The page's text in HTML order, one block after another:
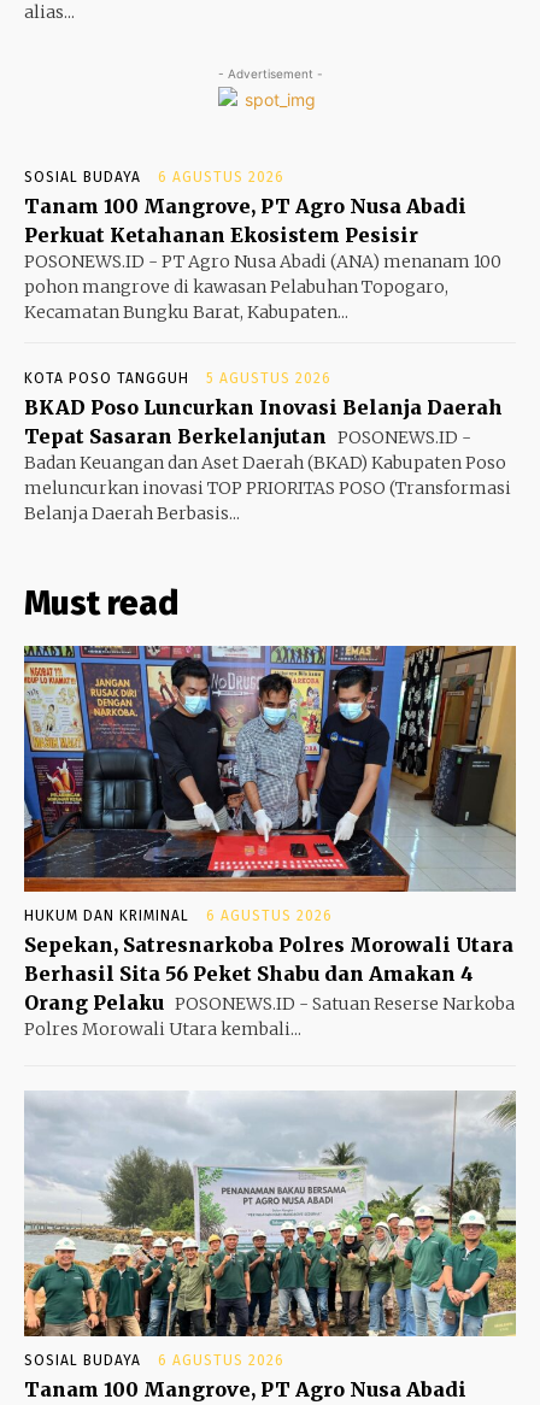
alias...
- Advertisement -
SOSIAL BUDAYA 6 AGUSTUS 2026
Tanam 100 Mangrove, PT Agro Nusa Abadi
Perkuat Ketahanan Ekosistem Pesisir
POSONEWS.ID - PT Agro Nusa Abadi (ANA) menanam 100
pohon mangrove di kawasan Pelabuhan Topogaro,
Kecamatan Bungku Barat, Kabupaten...
KOTA POSO TANGGUH 5 AGUSTUS 2026
BKAD Poso Luncurkan Inovasi Belanja Daerah
Tepat Sasaran Berkelanjutan POSONEWS.ID -
Badan Keuangan dan Aset Daerah (BKAD) Kabupaten Poso
meluncurkan inovasi TOP PRIORITAS POSO (Transformasi
Belanja Daerah Berbasis...
Must read
HUKUM DAN KRIMINAL 6 AGUSTUS 2026
Sepekan, Satresnarkoba Polres Morowali Utara
Berhasil Sita 56 Peket Shabu dan Amakan 4
Orang Pelaku POSONEWS.ID - Satuan Reserse Narkoba
Polres Morowali Utara kembali...
SOSIAL BUDAYA 6 AGUSTUS 2026
Tanam 100 Mangrove, PT Agro Nusa Abadi